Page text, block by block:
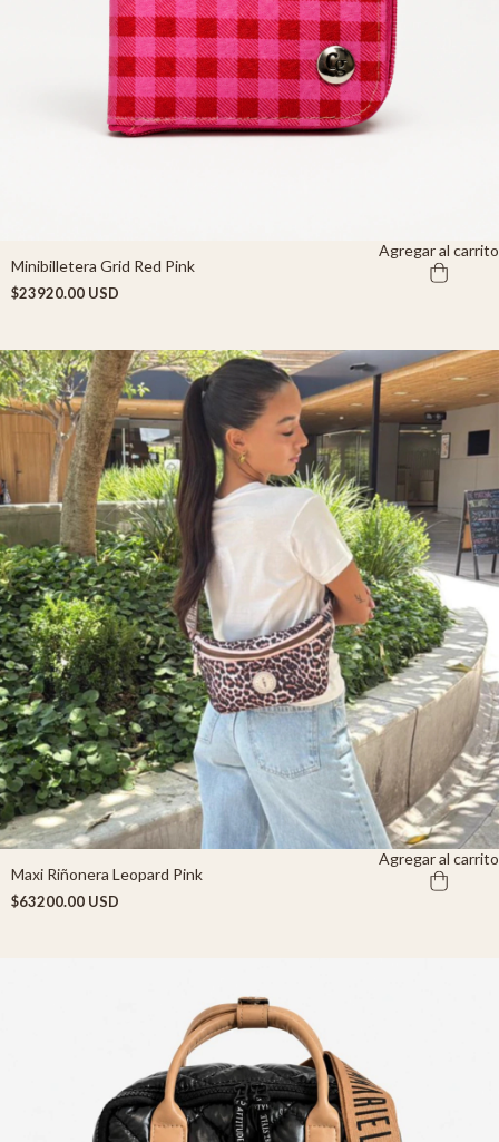
Minibilletera Grid Red Pink
$23920.00 USD
Agregar al carrito
Maxi Riñonera Leopard Pink
$63200.00 USD
Agregar al carrito